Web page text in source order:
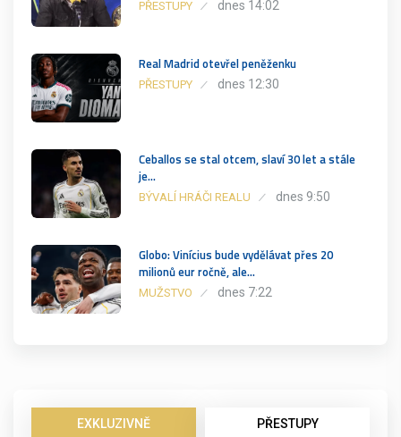
PŘESTUPY dnes 14:02
Real Madrid otevřel peněženku
PŘESTUPY dnes 12:30
Ceballos se stal otcem, slaví 30 let a stále
je…
BÝVALÍ HRÁČI REALU dnes 9:50
Globo: Vinícius bude vydělávat přes 20
milionů eur ročně, ale…
MUŽSTVO dnes 7:22
EXKLUZIVNĚ PŘESTUPY